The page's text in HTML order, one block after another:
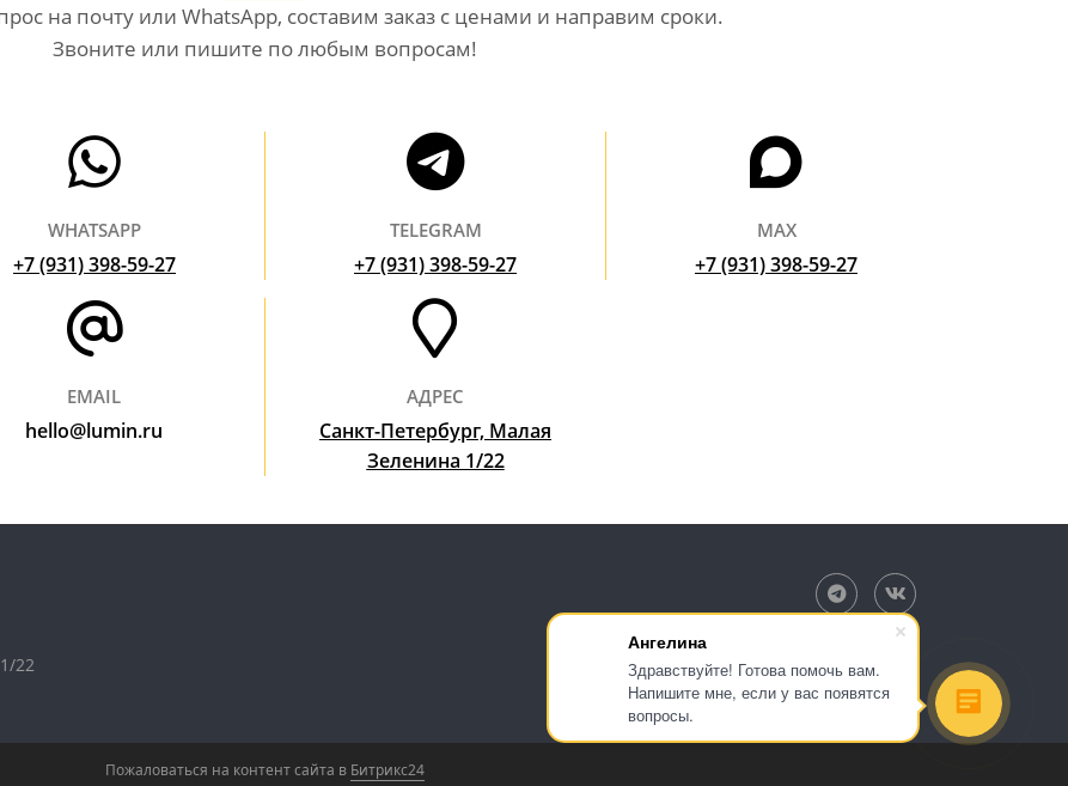
Ангелина
Здравствуйте! Готова помочь вам.
Напишите мне, если у вас появятся
вопросы.
на почту или WhatsАpp, составим заказ с ценами и направим сроки.
Звоните или пишите по любым вопросам!
WHATSAPP
+7 (931) 398-59-27
TELEGRAM
+7 (931) 398-59-27
MAX
+7 (931) 398-59-27
EMAIL
hello@lumin.ru
АДРЕС
Санкт-Петербург, Малая
Зеленина 1/22
22
Пожаловаться на контент cайта в Битрикс24